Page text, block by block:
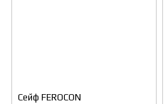
Сейф FEROCON